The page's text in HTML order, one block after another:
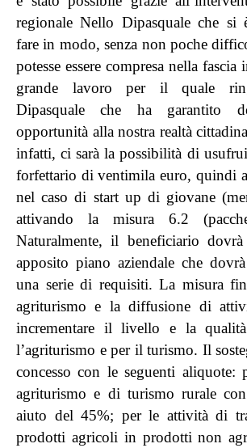
regionale Nello Dipasquale che si
fare in modo, senza non poche
potesse essere compresa nella
grande lavoro per il quale
Dipasquale che ha garantito
opportunità alla nostra realtà
infatti, ci sarà la possibilità di
forfettario di ventimila euro, quindi
nel caso di start up di giovane
attivando la misura 6.2
Naturalmente, il beneficiario
apposito piano aziendale che
una serie di requisiti. La misura
agriturismo e la diffusione di
incrementare il livello e la
l’agriturismo e per il turismo. Il
concesso con le seguenti
agriturismo e di turismo rurale
aiuto del 45%; per le attività di
prodotti agricoli in prodotti non